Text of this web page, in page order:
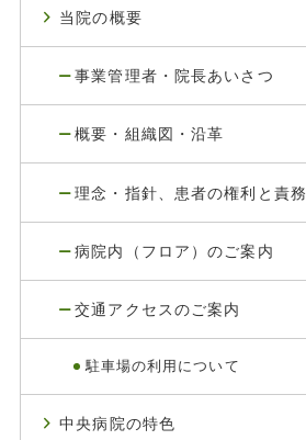
当院の概要
事業管理者・院長あいさつ
概要・組織図・沿革
理念・指針、患者の権利と責務
病院内（フロア）のご案内
交通アクセスのご案内
駐車場の利用について
中央病院の特色